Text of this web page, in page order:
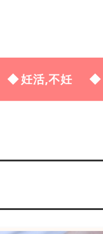
妊活,不妊